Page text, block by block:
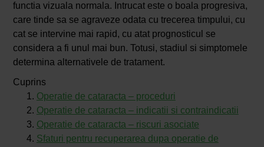
functia vizuala normala. Intrucat este o boala progresiva,
care tinde sa se agraveze odata cu trecerea timpului, cu
cat se intervine mai rapid, cu atat prognosticul se
considera a fi unul mai bun. Totusi, stadiul si simptomele
determina alternativele de tratament.
Cuprins
Operatie de cataracta – proceduri
Operatie de cataracta – indicatii si contraindicatii
Operatie de cataracta – riscuri asociate
Sfaturi pentru recuperarea dupa operatie de